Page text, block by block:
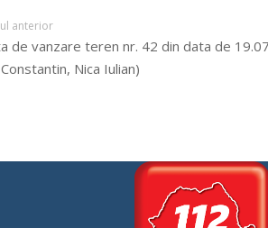
anterior
de vanzare teren nr. 42 din data de
Nica Iulian)